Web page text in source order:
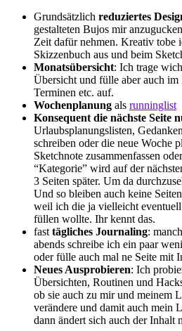
Grundsätzlich reduziertes
gestalteten Bujos mir
Zeit dafür nehmen. Kreativ tobe
Skizzenbuch aus und beim
Monatsübersicht: Ich trage
Übersicht und fülle aber auch
Terminen etc. auf.
Wochenplanung als runninglist
Konsequent die nächste Seite
Urlaubsplanungslisten,
schreiben oder die neue Woche
Sketchnote zusammenfassen
“Kategorie” wird auf der
3 Seiten später. Um da
Und so bleiben auch keine
weil ich die ja vielleicht
füllen wollte. Ihr kennt das.
fast tägliches Journaling:
abends schreibe ich ein paar
oder fülle auch mal ne Seite mit
Neues Ausprobieren: Ich
Übersichten, Routinen und
ob sie auch zu mir und meinem
verändere und damit auch mein
dann ändert sich auch der Inhalt